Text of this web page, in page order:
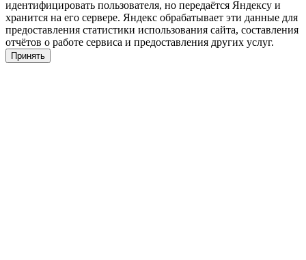
идентифицировать пользователя, но передаётся Яндексу и
хранится на его сервере. Яндекс обрабатывает эти данные для
предоставления статистики использования сайта, составления
отчётов о работе сервиса и предоставления других услуг.
Принять